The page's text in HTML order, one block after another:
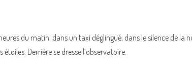
du matin, dans un taxi déglingué, dans le silence de la
Derrière se dresse l’observatoire.